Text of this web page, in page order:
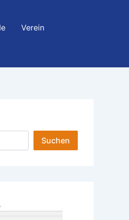
Verein
Suchen